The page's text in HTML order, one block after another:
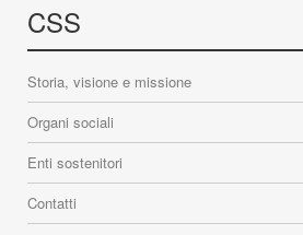
CSS
Storia, visione e missione
Organi sociali
Enti sostenitori
Contatti